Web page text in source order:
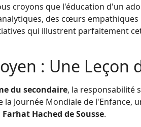
croyons que l'éducation d'un
des cœurs
qui illustrent parfaitement
: Une Leçon
du secondaire, la responsabilité
Journée Mondiale de
Farhat Hached de Sousse.